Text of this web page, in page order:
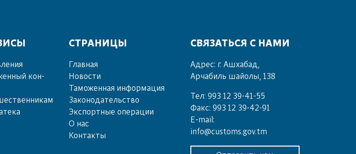
кон­
СТРАНИЦЫ
Главная
Новости
Таможенная информация
Законодательство
Экспортные операции
О нас
Контакты
СВЯЗАТЬСЯ С НАМИ
Адрес: г. Ашхабад,
Арчабиль шайолы, 138
Тел: 993 12 39-41-55
Факс: 993 12 39-42-91
E-mail:
info@customs.gov.tm